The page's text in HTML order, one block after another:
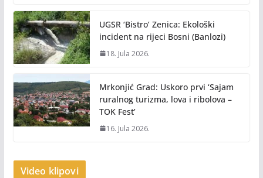
UGSR ‘Bistro’ Zenica: Ekološki
incident na rijeci Bosni (Banlozi)
18. Jula 2026.
Mrkonjić Grad: Uskoro prvi ‘Sajam
ruralnog turizma, lova i ribolova –
TOK Fest’
16. Jula 2026.
Video klipovi